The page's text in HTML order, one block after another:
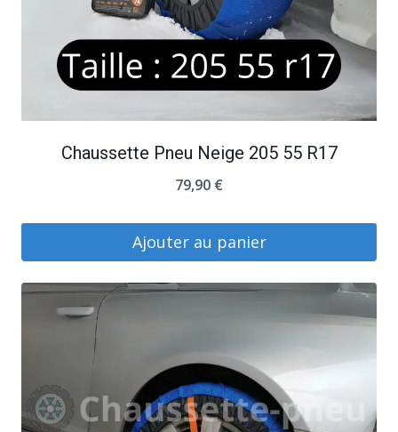
Chaussette Pneu Neige 205 55 R17
79,90 €
Ajouter au panier